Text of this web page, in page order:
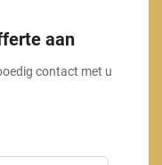
aan
contact met u